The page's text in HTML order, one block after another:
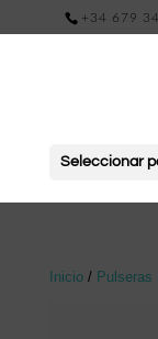
+34 679
Seleccionar
Inicio/ Pulseras